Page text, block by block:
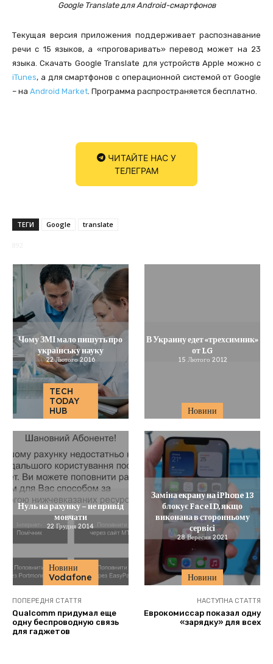
Google Translate для Android-смартфонов
Текущая версия приложения поддерживает распознавание
речи с 15 языков, а «проговаривать» перевод может на 23
языка. Скачать Google Translate для устройств Apple можно с
iTunes, а для смартфонов с операционной системой от Google
– на Android Market. Программа распространяется бесплатно.
ЧИТАЙТЕ НАС У
ТЕЛЕГРАМ
ТЕГИ Google translate
TECH
TODAY
HUB
Чому ЗМІ мало пишуть про
українську науку
22 Лютого 2016
Новини
В Украину едет «трехсимник»
от LG
15 Лютого 2012
Новини
Vodafone
Нуль на рахунку – не привід
мовчати
22 Грудня 2014
Новини
Заміна екрану на iPhone 13
блокує FaceID, якщо
виконана в сторонньому
сервісі
28 Вересня 2021
ПОПЕРЕДНЯ СТАТТЯ
Qualcomm придумал еще
одну беспроводную связь
для гаджетов
НАСТУПНА СТАТТЯ
Еврокомиссар показал одну
«зарядку» для всех